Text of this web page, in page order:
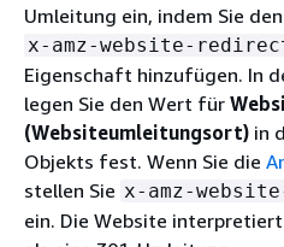
Umleitung ein, indem Sie
x-amz-website-
Eigenschaft hinzufügen. In
legen Sie den Wert für
(Websiteumleitungsort) in
Objekts fest. Wenn Sie die
stellen Sie x-amz-
ein. Die Website